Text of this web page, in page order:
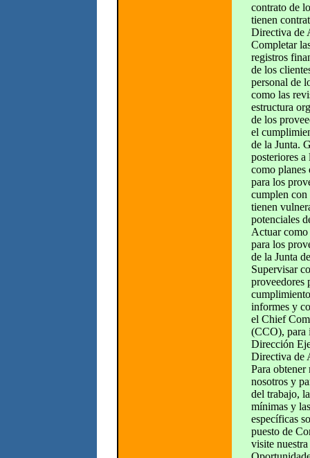
contrato de
tienen
Directiva
Completar
registros
de los
personal de
como las
estructura
de los
el
de la Junta.
posteriores a
como planes
para los
cumplen con
tienen
potenciales
Actuar
para los
de la Junta
Supervisar
proveedores
informes y
el Chief
(CCO), para
Dirección
Directiva
Para
nosotros y
del trabajo,
mínimas y
específicas
puesto de
visite